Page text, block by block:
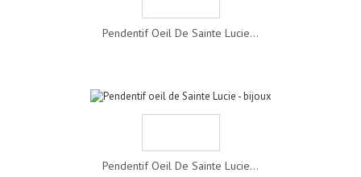
Pendentif Oeil De Sainte Lucie...
Pendentif Oeil De Sainte Lucie...